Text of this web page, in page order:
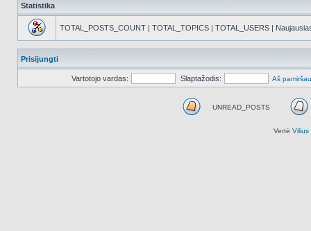
Statistika
TOTAL_POSTS_COUNT | TOTAL_TOPICS | TOTAL_USERS |
Prisijungti
Vartotojo vardas: Slaptažodis: Aš
UNREAD_POSTS
Vertė Vilius